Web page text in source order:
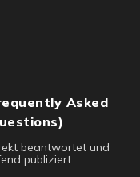
Asked
beantwortet und
publiziert